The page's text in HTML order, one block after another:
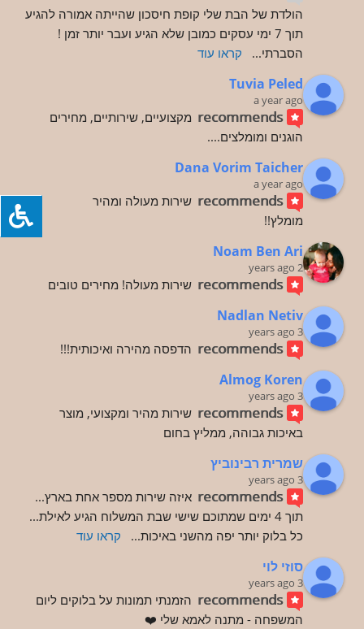
הסברתי... קראו עוד
Tuvia Peled
a year ago
recommends
הוגנים ומומלצים....
Dana Vorim Taicher
a year ago
recommends שירות מעולה ומהיר
מומלץ!!
Noam Ben Ari
2 years ago
recommends שירות מעולה! מחירים טובים
Nadlan Netiv
3 years ago
recommends הדפסה מהירה ואיכותית!!!
Almog Koren
3 years ago
recommends
באיכות גבוהה, ממליץ בחום
שמרית רבינוביץ
3 years ago
recommends
כל בלוק יותר יפה מהשני באיכות... קראו עוד
סוזי לוי
3 years ago
recommends
המשפחה - מתנה לאמא שלי ❤️